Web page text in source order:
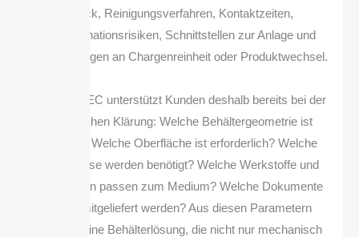
Druck, Reinigungsverfahren, Kontaktzeiten,
Kontaminationsrisiken, Schnittstellen zur Anlage und
Anforderungen an Chargenreinheit oder Produktwechsel.
BOLZ INTEC unterstützt Kunden deshalb bereits bei der
technischen Klärung: Welche Behältergeometrie ist
sinnvoll? Welche Oberfläche ist erforderlich? Welche
Anschlüsse werden benötigt? Welche Werkstoffe und
Dichtungen passen zum Medium? Welche Dokumente
sollen mitgeliefert werden? Aus diesen Parametern
entsteht eine Behälterlösung, die nicht nur mechanisch